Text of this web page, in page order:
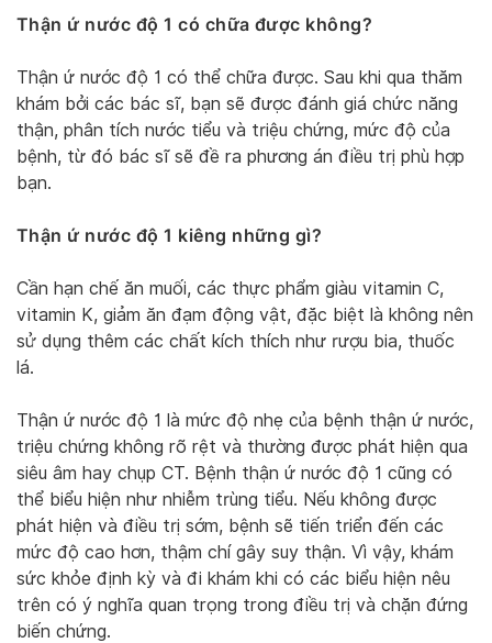
Thận ứ nước độ 1 có chữa được không?
Thận ứ nước độ 1 có thể chữa được. Sau khi qua thăm
khám bởi các bác sĩ, bạn sẽ được đánh giá chức năng
thận, phân tích nước tiểu và triệu chứng, mức độ của
bệnh, từ đó bác sĩ sẽ đề ra phương án điều trị phù hợp
bạn.
Thận ứ nước độ 1 kiêng những gì?
Cần hạn chế ăn muối, các thực phẩm giàu vitamin C,
vitamin K, giảm ăn đạm động vật, đặc biệt là không nên
sử dụng thêm các chất kích thích như rượu bia, thuốc
lá.
Thận ứ nước độ 1 là mức độ nhẹ của bệnh thận ứ nước,
triệu chứng không rõ rệt và thường được phát hiện qua
siêu âm hay chụp CT. Bệnh thận ứ nước độ 1 cũng có
thể biểu hiện như nhiễm trùng tiểu. Nếu không được
phát hiện và điều trị sớm, bệnh sẽ tiến triển đến các
mức độ cao hơn, thậm chí gây suy thận. Vì vậy, khám
sức khỏe định kỳ và đi khám khi có các biểu hiện nêu
trên có ý nghĩa quan trọng trong điều trị và chặn đứng
biến chứng.